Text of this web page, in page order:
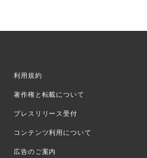
利用規約
著作権と転載について
プレスリリース受付
コンテンツ利用について
広告のご案内